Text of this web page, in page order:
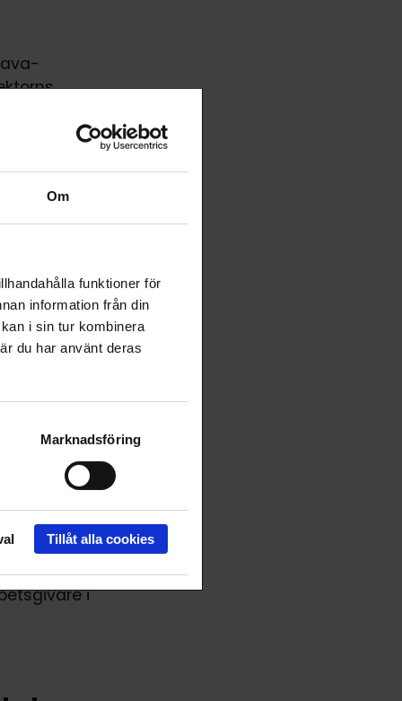
Om
funktioner för
information från din
i sin tur kombinera
du har använt deras
Marknadsföring
Tillåt alla cookies
om
statens
och
på
andra
om året.
i